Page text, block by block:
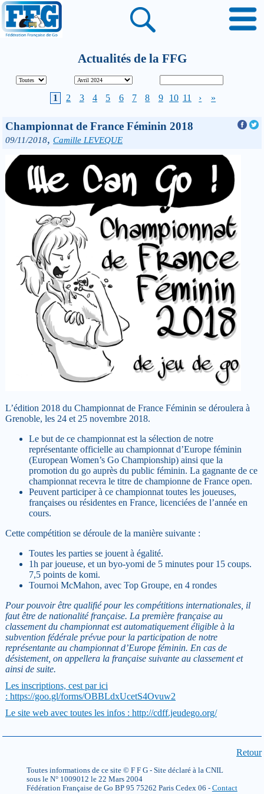
Actualités de la FFG
1 2 3 4 5 6 7 8 9 10 11 › »
Championnat de France Féminin 2018
09/11/2018, Camille LEVEQUE
L’édition 2018 du Championnat de France Féminin se déroulera à
Grenoble, les 24 et 25 novembre 2018.
Le but de ce championnat est la sélection de notre
représentante officielle au championnat d’Europe féminin
(European Women’s Go Championship) ainsi que la
promotion du go auprès du public féminin. La gagnante de ce
championnat recevra le titre de championne de France open.
Peuvent participer à ce championnat toutes les joueuses,
françaises ou résidentes en France, licenciées de l’année en
cours.
Cette compétition se déroule de la manière suivante :
Toutes les parties se jouent à égalité.
1h par joueuse, et un byo-yomi de 5 minutes pour 15 coups.
7,5 points de komi.
Tournoi McMahon, avec Top Groupe, en 4 rondes
Pour pouvoir être qualifié pour les compétitions internationales, il
faut être de nationalité française. La première française au
classement du championnat est automatiquement éligible à la
subvention fédérale prévue pour la participation de notre
représentante au championnat d’Europe féminin. En cas de
désistement, on appellera la française suivante au classement et
ainsi de suite.
Les inscriptions, cest par ici
: https://goo.gl/forms/OBBLdxUcetS4Ovuw2
Le site web avec toutes les infos : http://cdff.jeudego.org/
Retour
Toutes informations de ce site © F F G - Site déclaré à la CNIL
sous le N° 1009012 le 22 Mars 2004
Fédération Française de Go BP 95 75262 Paris Cedex 06 - Contact